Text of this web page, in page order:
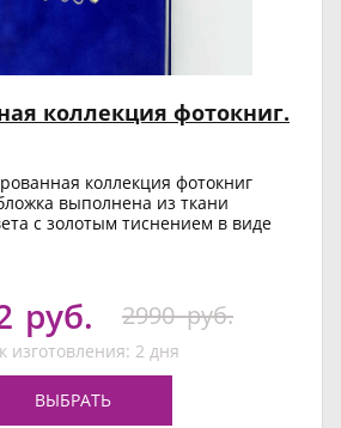
коллекция фотокниг.
коллекция фотокниг
выполнена из ткани
с золотым тиснением в виде
руб. 2990 руб.
изготовления: 2 дня
ВЫБРАТЬ